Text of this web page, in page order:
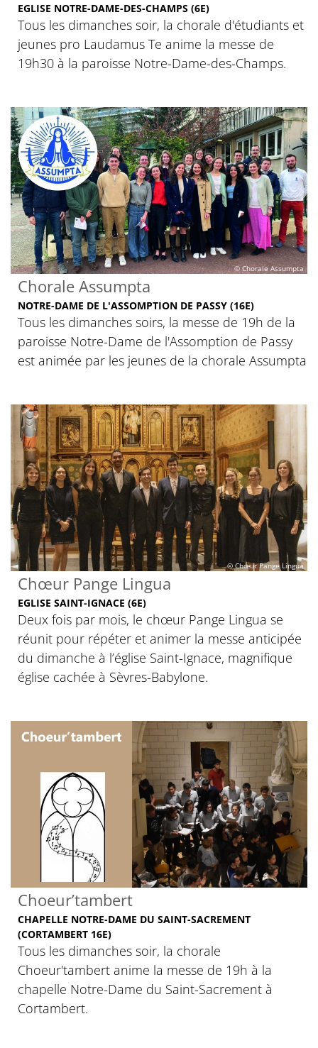
EGLISE NOTRE-DAME-DES-CHAMPS (6E)
Tous les dimanches soir, la chorale d'étudiants et
jeunes pro Laudamus Te anime la messe de
19h30 à la paroisse Notre-Dame-des-Champs.
© Chorale Assumpta
Chorale Assumpta
NOTRE-DAME DE L'ASSOMPTION DE PASSY (16E)
Tous les dimanches soirs, la messe de 19h de la
paroisse Notre-Dame de l'Assomption de Passy
est animée par les jeunes de la chorale Assumpta
© Chœur Pange Lingua
Chœur Pange Lingua
EGLISE SAINT-IGNACE (6E)
Deux fois par mois, le chœur Pange Lingua se
réunit pour répéter et animer la messe anticipée
du dimanche à l’église Saint-Ignace, magnifique
église cachée à Sèvres-Babylone.
Choeur’tambert
CHAPELLE NOTRE-DAME DU SAINT-SACREMENT
(CORTAMBERT 16E)
Tous les dimanches soir, la chorale
Choeur'tambert anime la messe de 19h à la
chapelle Notre-Dame du Saint-Sacrement à
Cortambert.